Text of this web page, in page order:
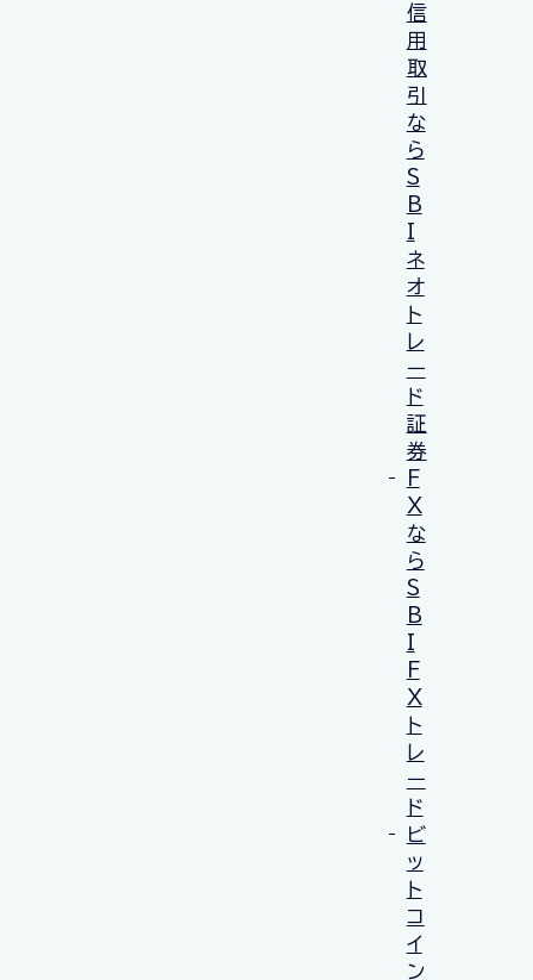
信
用
取
引
な
ら
S
B
I
ネ
オ
ト
レ
ー
ド
証
券
F
X
な
ら
S
B
I
F
X
ト
レ
ー
ド
ビ
ッ
ト
コ
イ
ン